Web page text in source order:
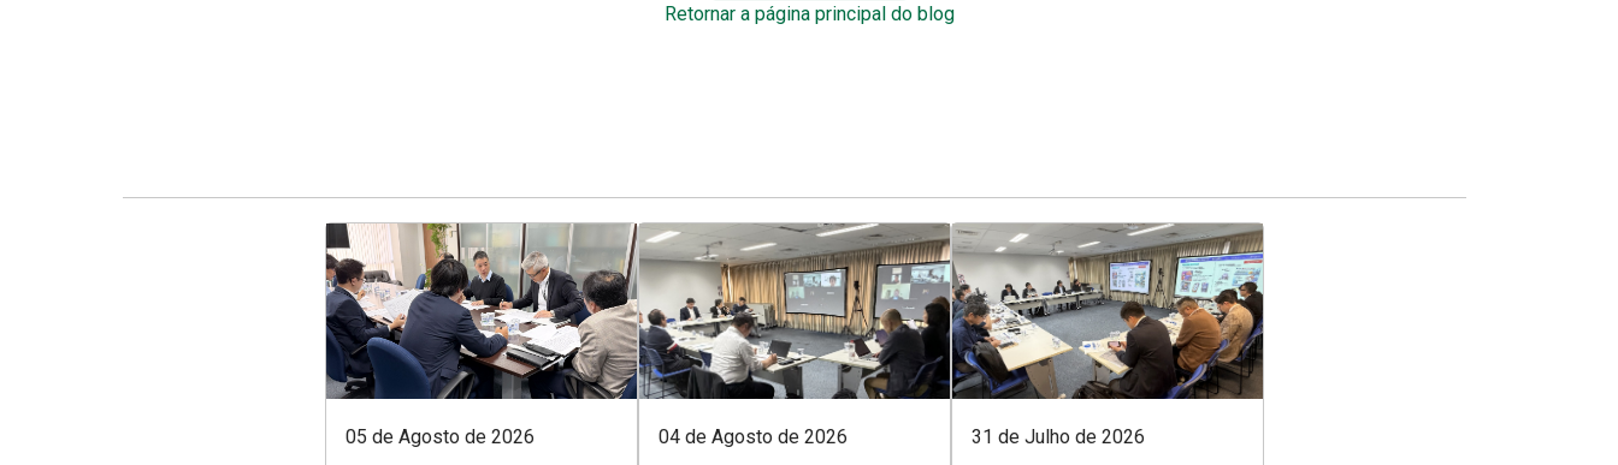
Retornar a página principal do blog
05 de Agosto de 2026 04 de Agosto de 2026 31 de Julho de 2026